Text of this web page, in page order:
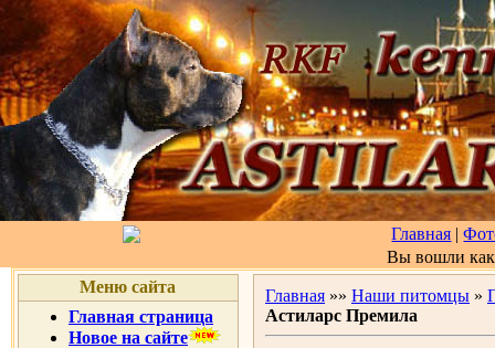
Главная |
Вы вошли
Меню сайта
Главная страница
Новое на сайте
Главная »» Наши питомцы »
Астиларс Премила